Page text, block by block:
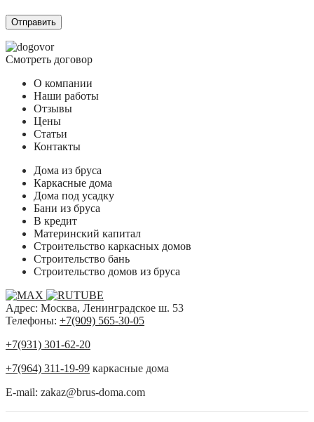
Смотреть договор
О компании
Наши работы
Отзывы
Цены
Статьи
Контакты
Дома из бруса
Каркасные дома
Дома под усадку
Бани из бруса
В кредит
Материнский капитал
Строительство каркасных домов
Строительство бань
Строительство домов из бруса
Адрес: Москва, Ленинградское ш. 53
Телефоны: +7(909) 565-30-05
+7(931) 301-62-20
+7(964) 311-19-99 каркасные дома
E-mail: zakaz@brus-doma.com